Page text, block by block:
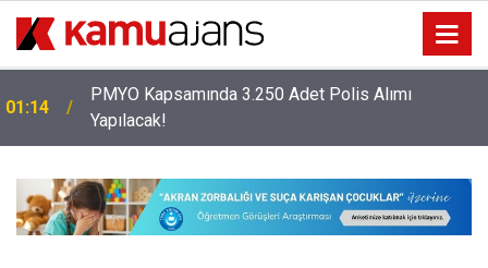
01:14
PMYO Kapsamında 3.250 Adet Polis Alımı
Yapılacak!